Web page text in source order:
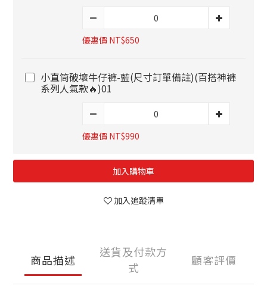
優惠價 NT$650
小直筒破壞牛仔褲-藍(尺寸訂單備註)(百搭神褲
系列人氣款🔥)01
優惠價 NT$990
加入購物車
加入追蹤清單
商品描述
送貨及付款方
式
顧客評價